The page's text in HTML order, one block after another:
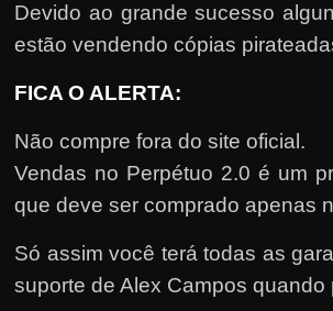
Devido ao grande sucesso
estão vendendo cópias
FICA O ALERTA:
Não compre fora do site oficial.
Vendas no Perpétuo 2.0 é um
que deve ser comprado apenas
Só assim você terá todas as
suporte de Alex Campos quando